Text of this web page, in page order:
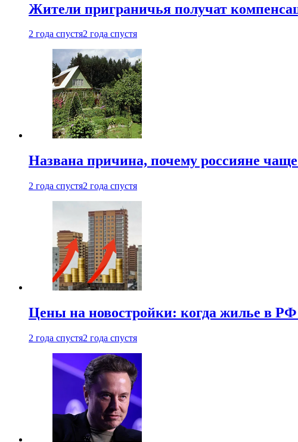
Жители приграничья получат
2 года спустя2 года спустя
Названа причина, почему россияне
2 года спустя2 года спустя
Цены на новостройки: когда жилье в РФ
2 года спустя2 года спустя